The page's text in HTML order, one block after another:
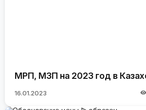
МРП, МЗП на 2023 год в
16.01.2023